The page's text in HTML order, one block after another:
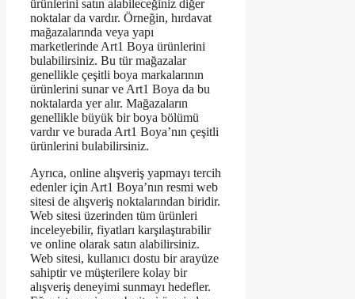
ürünlerini satın alabileceğiniz diğer
noktalar da vardır. Örneğin, hırdavat
mağazalarında veya yapı
marketlerinde Art1 Boya ürünlerini
bulabilirsiniz. Bu tür mağazalar
genellikle çeşitli boya markalarının
ürünlerini sunar ve Art1 Boya da bu
noktalarda yer alır. Mağazaların
genellikle büyük bir boya bölümü
vardır ve burada Art1 Boya’nın çeşitli
ürünlerini bulabilirsiniz.
Ayrıca, online alışveriş yapmayı tercih
edenler için Art1 Boya’nın resmi web
sitesi de alışveriş noktalarından biridir.
Web sitesi üzerinden tüm ürünleri
inceleyebilir, fiyatları karşılaştırabilir
ve online olarak satın alabilirsiniz.
Web sitesi, kullanıcı dostu bir arayüze
sahiptir ve müşterilere kolay bir
alışveriş deneyimi sunmayı hedefler.